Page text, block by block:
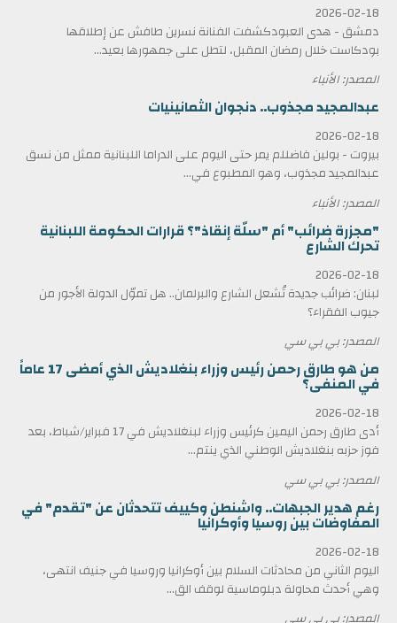
2026-02-18
دمشق - هدى العبودكشفت الفنانة نسرين طافش عن إطلاقها
بودكاست خلال رمضان المقبل، لتطل على جمهورها بعيد...
المصدر: الأنباء
عبدالمجيد مجذوب.. دنجوان الثمانينيات
2026-02-18
بيروت - بولين فاضللم يمر حتى اليوم على الدراما اللبنانية ممثل من نسق
عبدالمجيد مجذوب، وهو المطبوع في...
المصدر: الأنباء
"مجزرة ضرائب" أم "سلّة إنقاذ"؟ قرارات الحكومة اللبنانية
تحرك الشارع
2026-02-18
لبنان: ضرائب جديدة تُشعل الشارع والبرلمان.. هل تموّل الدولة الأجور من
جيوب الفقراء؟
المصدر: بي بي سي
من هو طارق رحمن رئيس وزراء بنغلاديش الذي أمضى 17 عاماً
في المنفى؟
2026-02-18
أدى طارق رحمن اليمين كرئيس وزراء لبنغلاديش في 17 فبراير/شباط، بعد
فوز حزبه بنغلاديش الوطني الذي ينتم...
المصدر: بي بي سي
رغم هدير الجبهات.. واشنطن وكييف تتحدثان عن "تقدم" في
المفاوضات بين روسيا وأوكرانيا
2026-02-18
اليوم الثاني من محادثات السلام بين أوكرانيا وروسيا في جنيف انتهى،
وهي أحدث محاولة دبلوماسية لوقف الق...
المصدر: بي بي سي